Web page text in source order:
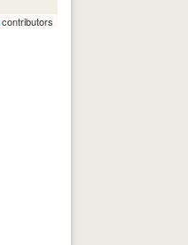
contributors